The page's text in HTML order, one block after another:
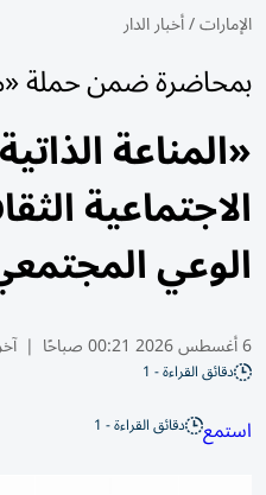
الإمارات/أخبار الدار
بمحاضرة ضمن حملة
«المناعة
الاجتماعية
الوعي
6 أغسطس 2026 00:21 صباحًا |
دقائق القراءة - 1
استمع دقائق القراءة - 1